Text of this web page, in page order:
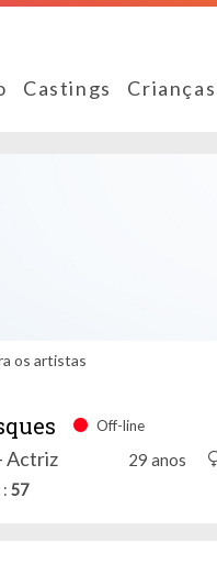
Castings
os artistas
Off-line
Actriz 29 anos
57